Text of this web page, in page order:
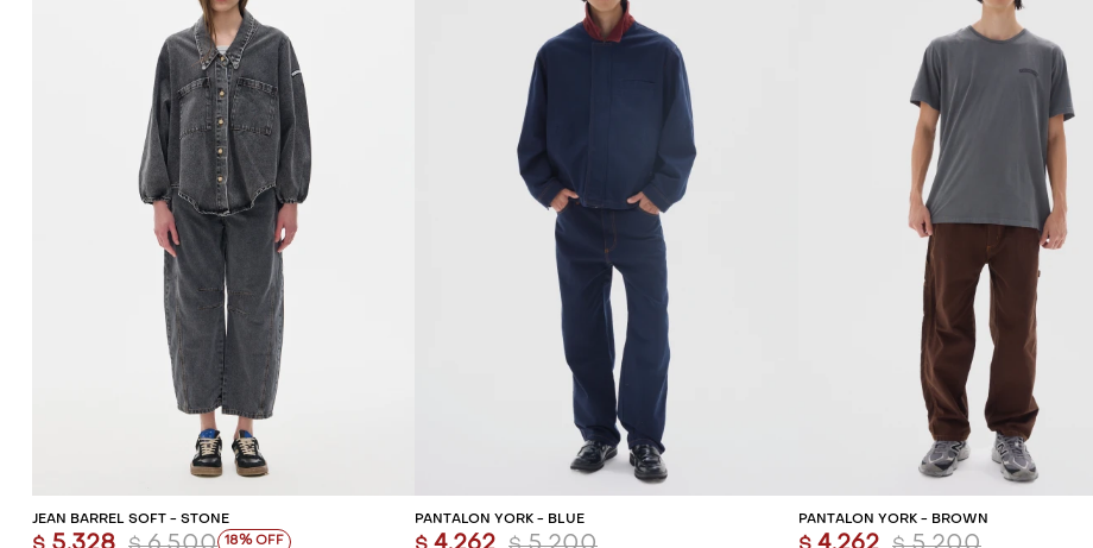
AGREGAR AL CARRITO
JEAN BARREL SOFT - STONE
18
AGREGAR AL CARRITO
PANTALÓN YORK - BLUE
AGREGAR AL CARRITO
PANTALÓN YORK - BROWN